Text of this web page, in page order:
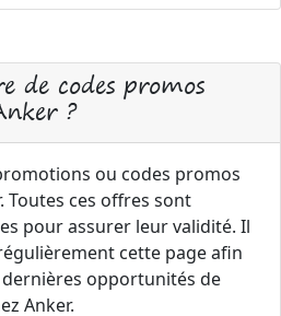
de codes promos
?
ou codes promos
Toutes ces offres sont
pour assurer leur validité. Il
cette page afin
opportunités de
Anker.